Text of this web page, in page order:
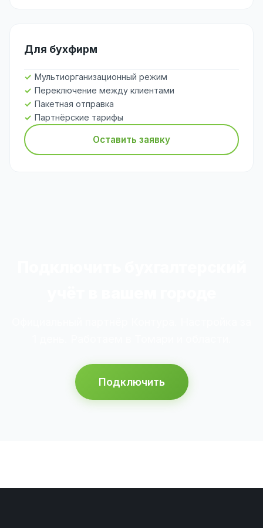
Для бухфирм
Мультиорганизационный режим
Переключение между клиентами
Пакетная отправка
Партнёрские тарифы
Оставить заявку
Подключить